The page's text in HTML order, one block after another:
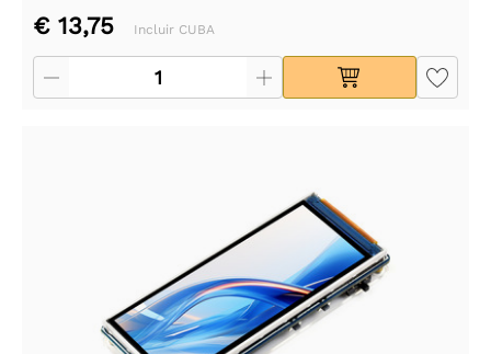
€ 13,75 Incluir CUBA